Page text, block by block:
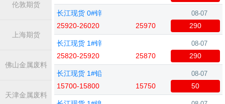
伦敦期货
上海期货
佛山金属废料
天津金属废料
长江现货 0#锌 08-07
25920-26020 25970 290
长江现货 1#锌 08-07
25820-25920 25870 290
长江现货 1#铅 08-07
15700-15800 15750 50